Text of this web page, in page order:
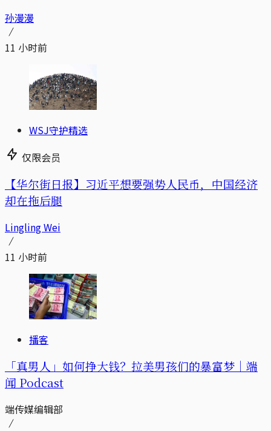
孙漫漫
11 小时前
WSJ守护精选
仅限会员
【华尔街日报】习近平想要强势人民币，中国经济
却在拖后腿
Lingling Wei
11 小时前
播客
「真男人」如何挣大钱？拉美男孩们的暴富梦｜端
闻 Podcast
端传媒编辑部